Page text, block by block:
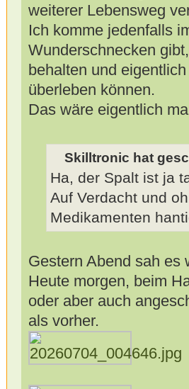
weiterer Lebensweg
Ich komme jedenfalls
Wunderschnecken
behalten und
überleben können.
Das wäre eigentlich
Skilltronic hat
Ha, der Spalt ist ja
Auf Verdacht und
Medikamenten
Gestern Abend sah es
Heute morgen, beim
oder aber auch
als vorher.